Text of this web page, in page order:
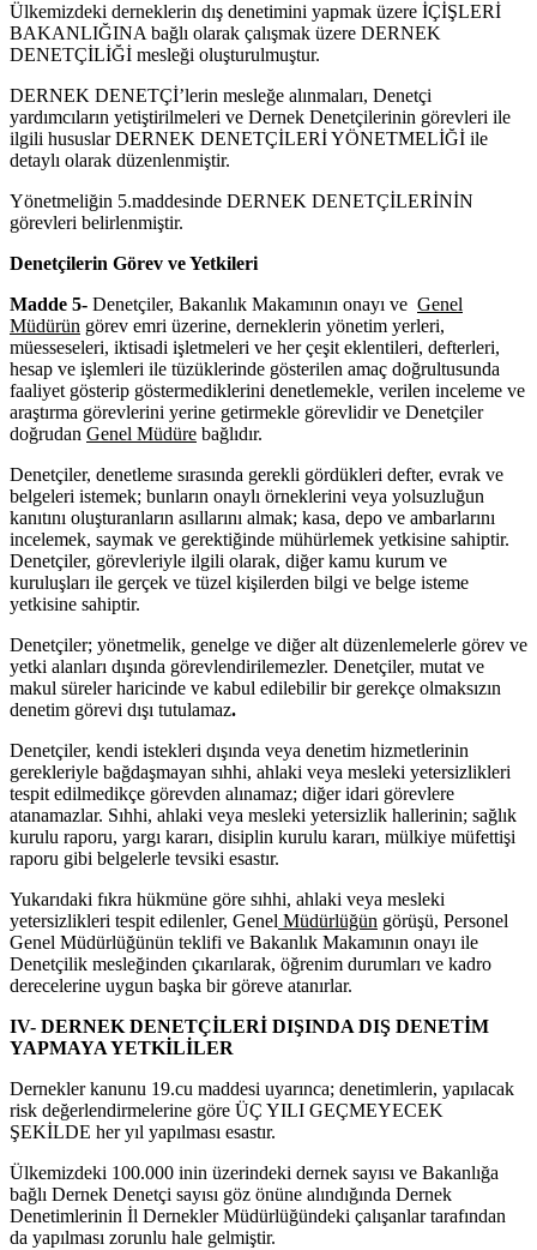
Ülkemizdeki derneklerin dış denetimini yapmak üzere İÇİŞLERİ
BAKANLIĞINA bağlı olarak çalışmak üzere DERNEK
DENETÇİLİĞİ mesleği oluşturulmuştur.
DERNEK DENETÇİ’lerin mesleğe alınmaları, Denetçi
yardımcıların yetiştirilmeleri ve Dernek Denetçilerinin görevleri ile
ilgili hususlar DERNEK DENETÇİLERİ YÖNETMELİĞİ ile
detaylı olarak düzenlenmiştir.
Yönetmeliğin 5.maddesinde DERNEK DENETÇİLERİNİN
görevleri belirlenmiştir.
Denetçilerin Görev ve Yetkileri
Madde 5- Denetçiler, Bakanlık Makamının onayı ve Genel
Müdürün görev emri üzerine, derneklerin yönetim yerleri,
müesseseleri, iktisadi işletmeleri ve her çeşit eklentileri, defterleri,
hesap ve işlemleri ile tüzüklerinde gösterilen amaç doğrultusunda
faaliyet gösterip göstermediklerini denetlemekle, verilen inceleme ve
araştırma görevlerini yerine getirmekle görevlidir ve Denetçiler
doğrudan Genel Müdüre bağlıdır.
Denetçiler, denetleme sırasında gerekli gördükleri defter, evrak ve
belgeleri istemek; bunların onaylı örneklerini veya yolsuzluğun
kanıtını oluşturanların asıllarını almak; kasa, depo ve ambarlarını
incelemek, saymak ve gerektiğinde mühürlemek yetkisine sahiptir.
Denetçiler, görevleriyle ilgili olarak, diğer kamu kurum ve
kuruluşları ile gerçek ve tüzel kişilerden bilgi ve belge isteme
yetkisine sahiptir.
Denetçiler; yönetmelik, genelge ve diğer alt düzenlemelerle görev ve
yetki alanları dışında görevlendirilemezler. Denetçiler, mutat ve
makul süreler haricinde ve kabul edilebilir bir gerekçe olmaksızın
denetim görevi dışı tutulamaz.
Denetçiler, kendi istekleri dışında veya denetim hizmetlerinin
gerekleriyle bağdaşmayan sıhhi, ahlaki veya mesleki yetersizlikleri
tespit edilmedikçe görevden alınamaz; diğer idari görevlere
atanamazlar. Sıhhi, ahlaki veya mesleki yetersizlik hallerinin; sağlık
kurulu raporu, yargı kararı, disiplin kurulu kararı, mülkiye müfettişi
raporu gibi belgelerle tevsiki esastır.
Yukarıdaki fıkra hükmüne göre sıhhi, ahlaki veya mesleki
yetersizlikleri tespit edilenler, Genel Müdürlüğün görüşü, Personel
Genel Müdürlüğünün teklifi ve Bakanlık Makamının onayı ile
Denetçilik mesleğinden çıkarılarak, öğrenim durumları ve kadro
derecelerine uygun başka bir göreve atanırlar.
IV- DERNEK DENETÇİLERİ DIŞINDA DIŞ DENETİM
YAPMAYA YETKİLİLER
Dernekler kanunu 19.cu maddesi uyarınca; denetimlerin, yapılacak
risk değerlendirmelerine göre ÜÇ YILI GEÇMEYECEK
ŞEKİLDE her yıl yapılması esastır.
Ülkemizdeki 100.000 inin üzerindeki dernek sayısı ve Bakanlığa
bağlı Dernek Denetçi sayısı göz önüne alındığında Dernek
Denetimlerinin İl Dernekler Müdürlüğündeki çalışanlar tarafından
da yapılması zorunlu hale gelmiştir.